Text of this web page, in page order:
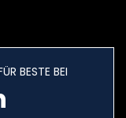
BESTE BEI